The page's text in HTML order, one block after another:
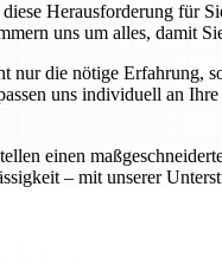
Herausforderung für
uns um alles, damit
die nötige Erfahrung,
uns individuell an
einen
– mit unserer